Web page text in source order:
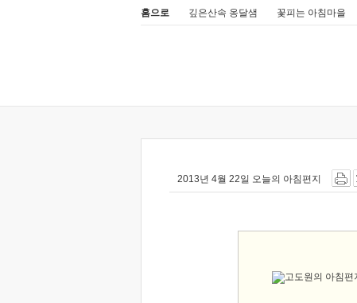
홈으로 깊은산속 옹달샘 꽃피는 아침마을
2013년 4월 22일 오늘의 아침편지